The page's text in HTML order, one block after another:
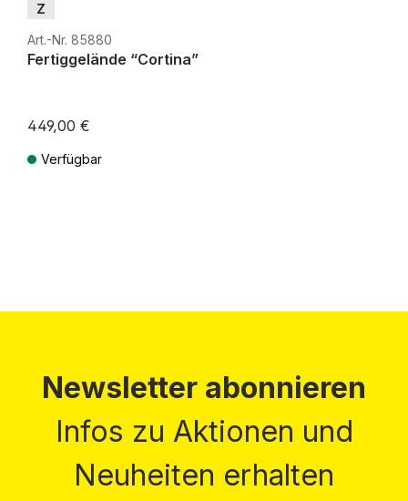
Z
Art.-Nr. 85880
Fertiggelände “Cortina”
449,00 €
Verfügbar
Newsletter abonnieren
Infos zu Aktionen und
Neuheiten erhalten